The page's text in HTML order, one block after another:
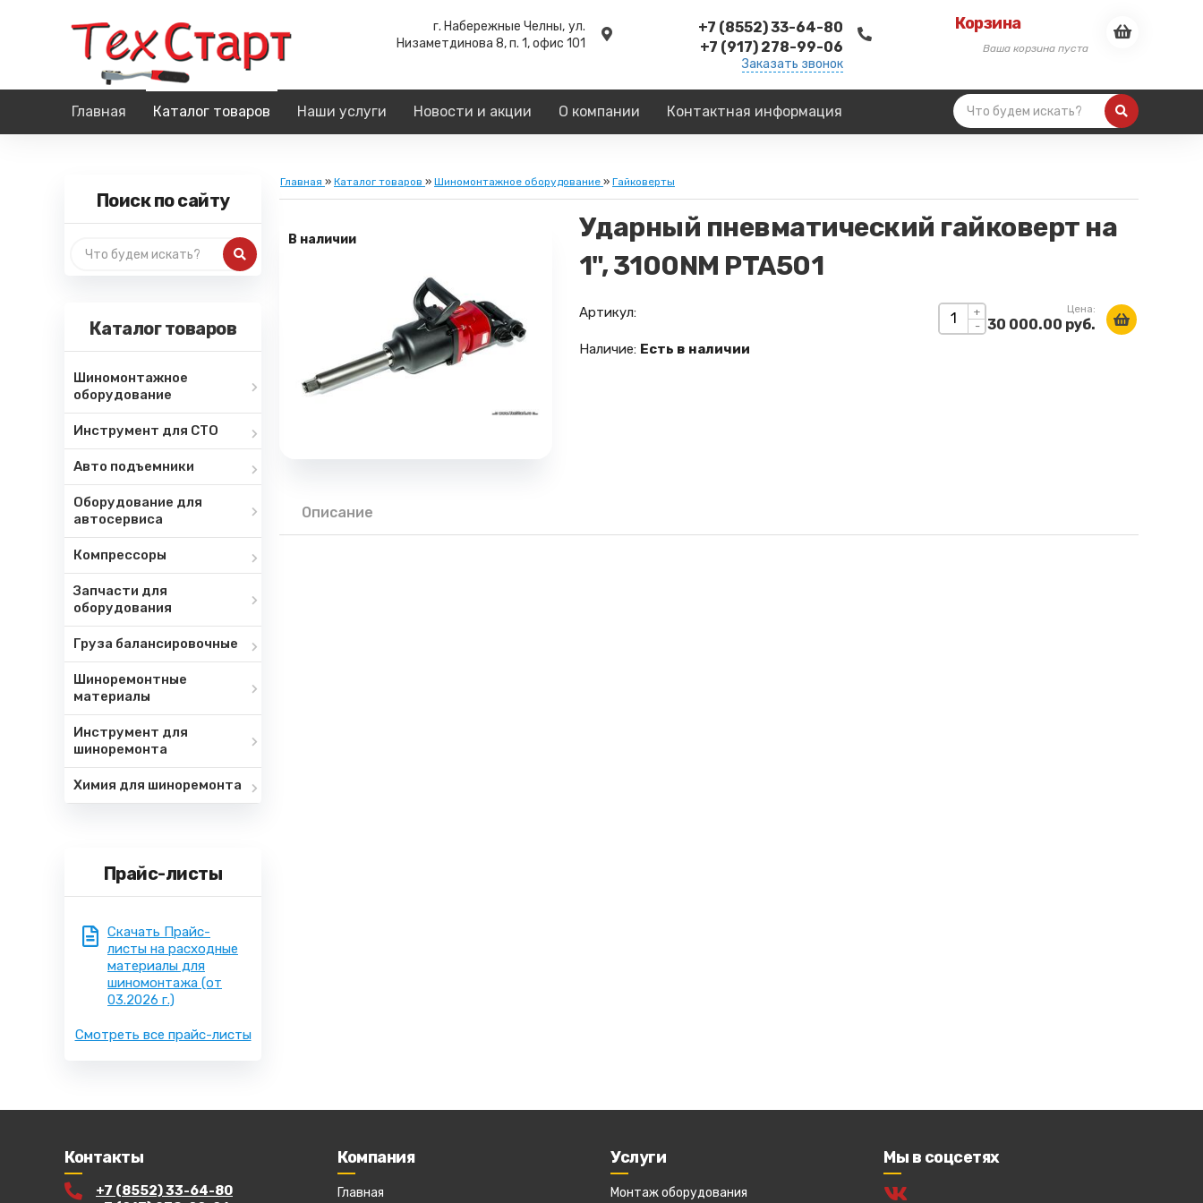
г. Набережные Челны, ул.
Низаметдинова 8, п. 1, офис 101
+7 (8552) 33-64-80
+7 (917) 278-99-06
Заказать звонок
Корзина
Ваша корзина пуста
Главная Каталог товаров Наши услуги Новости и акции О компании Контактная информация
Поиск по сайту
Каталог товаров
Шиномонтажное
оборудование
Инструмент для СТО
Авто подъемники
Оборудование для
автосервиса
Компрессоры
Запчасти для
оборудования
Груза балансировочные
Шиноремонтные
материалы
Инструмент для
шиноремонта
Химия для шиноремонта
Прайс-листы
Скачать Прайс-
листы на расходные
материалы для
шиномонтажа (от
03.2026 г.)
Смотреть все прайс-листы
Главная » Каталог товаров » Шиномонтажное оборудование » Гайковерты
В наличии
Ударный пневматический гайковерт на
1", 3100NM PTA501
+
-
Цена:
30 000.00 руб.
Артикул:
Наличие: Есть в наличии
Описание
Контакты
+7 (8552) 33-64-80
Компания
Главная
Услуги
Монтаж оборудования
Мы в соцсетях